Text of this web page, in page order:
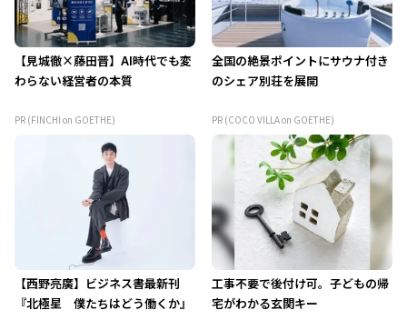
【見城徹×藤田晋】AI時代でも変
わらない経営者の本質
PR (FINCHI on GOETHE)
全国の絶景ポイントにサウナ付き
のシェア別荘を展開
PR (COCO VILLA on GOETHE)
【西野亮廣】ビジネス書最新刊
『北極星 僕たちはどう働くか』
工事不要で後付け可。子どもの帰
宅がわかる玄関キー